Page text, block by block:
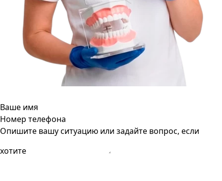
Ваше имя
Номер телефона
Опишите вашу ситуацию или задайте вопрос, если
хотите